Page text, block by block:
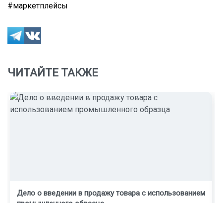
#маркетплейсы
ЧИТАЙТЕ ТАКЖЕ
Дело о введении в продажу товара с использованием